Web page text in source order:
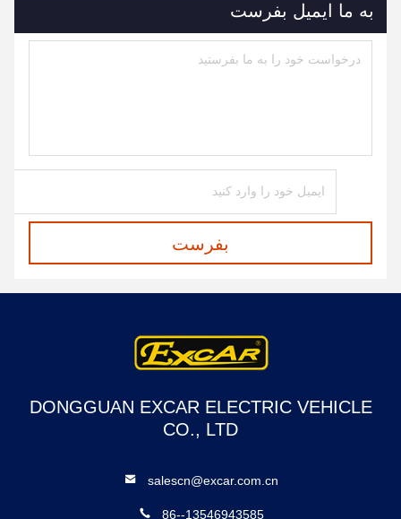
به ما ایمیل بفرست
بفرست
DONGGUAN EXCAR ELECTRIC VEHICLE
CO., LTD
salescn@excar.com.cn
86--13546943585